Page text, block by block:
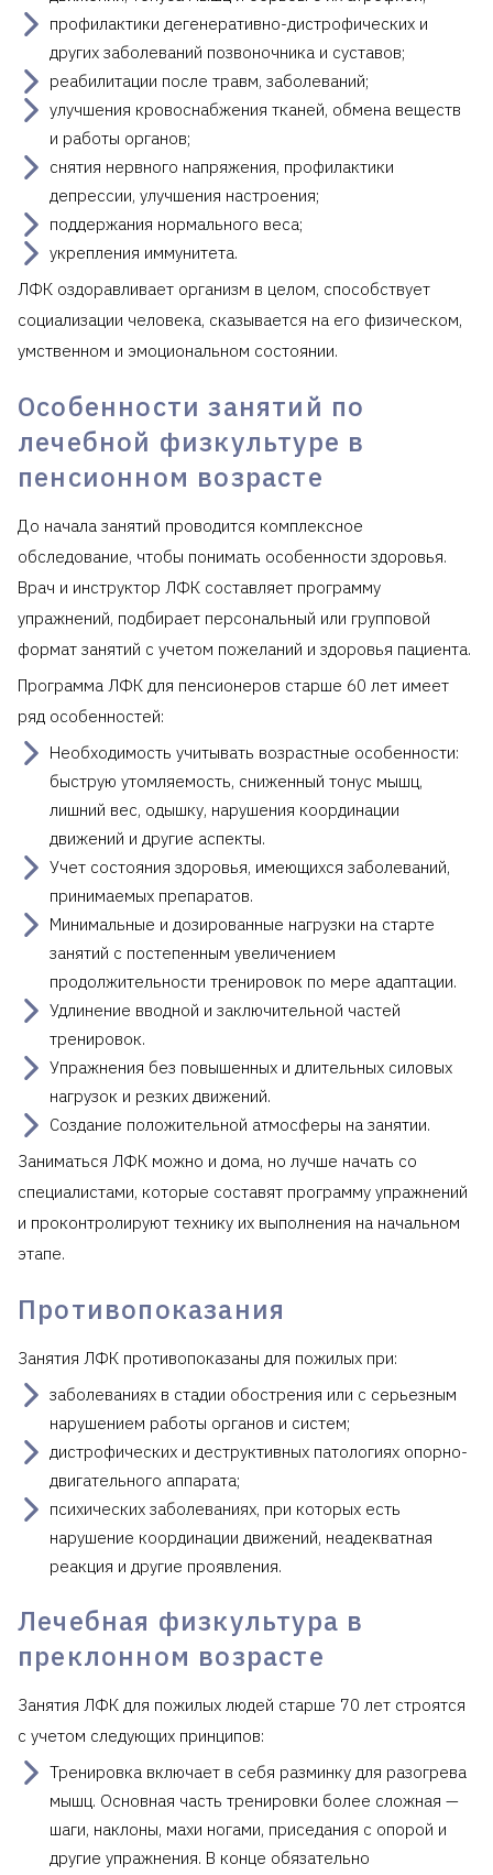
профилактики дегенеративно-дистрофических и
других заболеваний позвоночника и суставов;
реабилитации после травм, заболеваний;
улучшения кровоснабжения тканей, обмена веществ
и работы органов;
снятия нервного напряжения, профилактики
депрессии, улучшения настроения;
поддержания нормального веса;
укрепления иммунитета.
ЛФК оздоравливает организм в целом, способствует
социализации человека, сказывается на его физическом,
умственном и эмоциональном состоянии.
Особенности занятий по
лечебной физкультуре в
пенсионном возрасте
До начала занятий проводится комплексное
обследование, чтобы понимать особенности здоровья.
Врач и инструктор ЛФК составляет программу
упражнений, подбирает персональный или групповой
формат занятий с учетом пожеланий и здоровья пациента.
Программа ЛФК для пенсионеров старше 60 лет имеет
ряд особенностей:
Необходимость учитывать возрастные особенности:
быструю утомляемость, сниженный тонус мышц,
лишний вес, одышку, нарушения координации
движений и другие аспекты.
Учет состояния здоровья, имеющихся заболеваний,
принимаемых препаратов.
Минимальные и дозированные нагрузки на старте
занятий с постепенным увеличением
продолжительности тренировок по мере адаптации.
Удлинение вводной и заключительной частей
тренировок.
Упражнения без повышенных и длительных силовых
нагрузок и резких движений.
Создание положительной атмосферы на занятии.
Заниматься ЛФК можно и дома, но лучше начать со
специалистами, которые составят программу упражнений
и проконтролируют технику их выполнения на начальном
этапе.
Противопоказания
Занятия ЛФК противопоказаны для пожилых при:
заболеваниях в стадии обострения или с серьезным
нарушением работы органов и систем;
дистрофических и деструктивных патологиях опорно-
двигательного аппарата;
психических заболеваниях, при которых есть
нарушение координации движений, неадекватная
реакция и другие проявления.
Лечебная физкультура в
преклонном возрасте
Занятия ЛФК для пожилых людей старше 70 лет строятся
с учетом следующих принципов:
Тренировка включает в себя разминку для разогрева
мышц. Основная часть тренировки более сложная —
шаги, наклоны, махи ногами, приседания с опорой и
другие упражнения. В конце обязательно